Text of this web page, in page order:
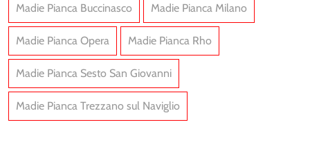
Madie Pianca Buccinasco Madie Pianca Milano
Madie Pianca Opera Madie Pianca Rho
Madie Pianca Sesto San Giovanni
Madie Pianca Trezzano sul Naviglio